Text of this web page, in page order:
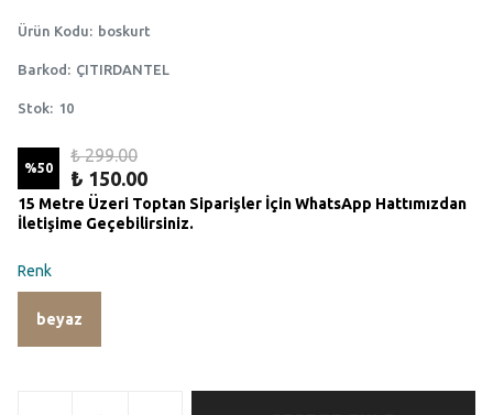
Ürün Kodu: boskurt
Barkod : ÇITIRDANTEL
Stok: 10
%50
₺ 299.00
₺ 150.00
15 Metre Üzeri Toptan Siparişler İçin WhatsApp Hattımızdan
İletişime Geçebilirsiniz.
Renk
beyaz